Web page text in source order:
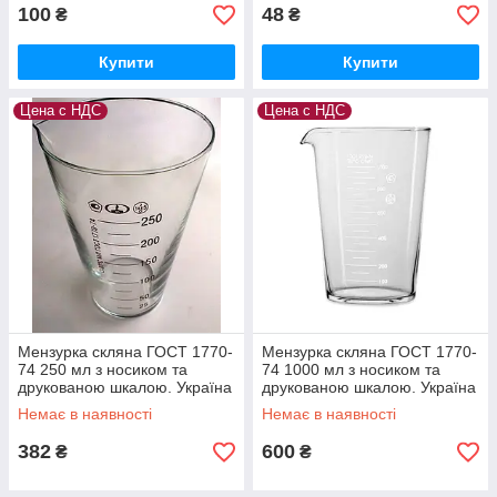
100 ₴
Купити
48 ₴
Купити
Цена с НДС
Мензурка скляна ГОСТ 1770-
74 250 мл з носиком та
друкованою шкалою. Україна
Немає в наявності
382 ₴
Цена с НДС
Мензурка скляна ГОСТ 1770-
74 1000 мл з носиком та
друкованою шкалою. Україна
Немає в наявності
600 ₴